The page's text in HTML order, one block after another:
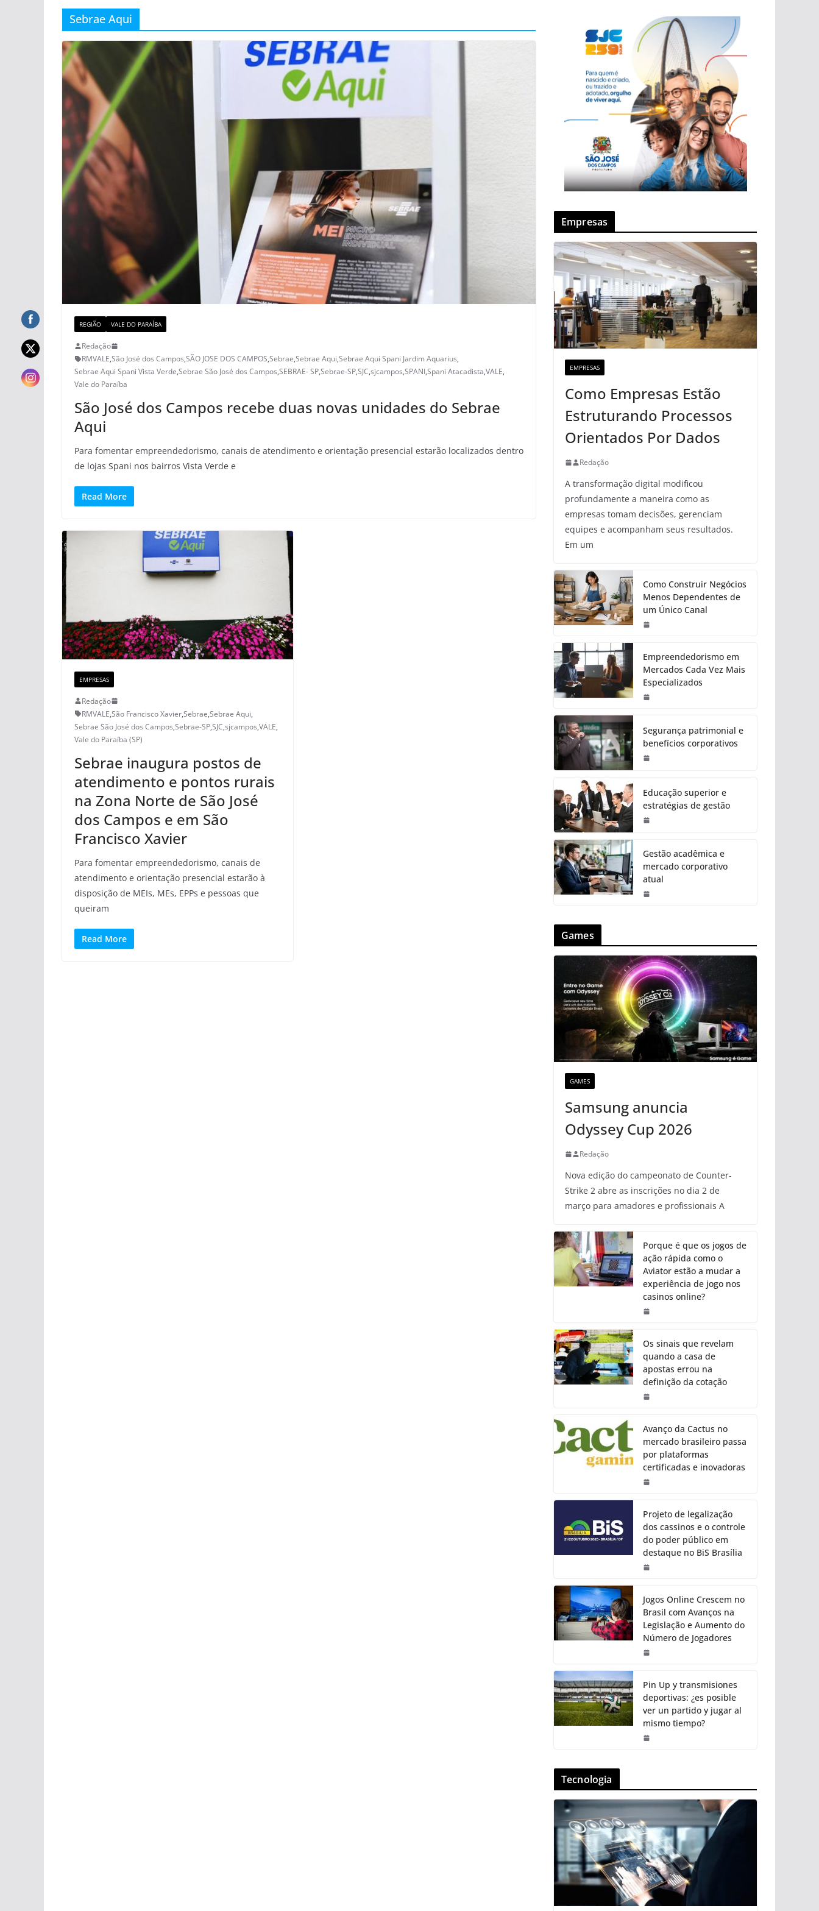
Sebrae Aqui
REGIÃO VALE DO PARAÍBA
Redação
RMVALE,São José dos Campos,SÃO JOSE DOS CAMPOS,Sebrae,Sebrae Aqui,Sebrae Aqui Spani Jardim Aquarius,
Sebrae Aqui Spani Vista Verde,Sebrae São José dos Campos,SEBRAE- SP,Sebrae-SP,SJC,sjcampos,SPANI,Spani Atacadista,VALE,
Vale do Paraíba
São José dos Campos recebe duas novas unidades do Sebrae
Aqui
Para fomentar empreendedorismo, canais de atendimento e orientação presencial estarão localizados dentro
de lojas Spani nos bairros Vista Verde e
Read More
EMPRESAS
Redação
RMVALE,São Francisco Xavier,Sebrae,Sebrae Aqui,
Sebrae São José dos Campos,Sebrae-SP,SJC,sjcampos,VALE,
Vale do Paraíba (SP)
Sebrae inaugura postos de
atendimento e pontos rurais
na Zona Norte de São José
dos Campos e em São
Francisco Xavier
Para fomentar empreendedorismo, canais de
atendimento e orientação presencial estarão à
disposição de MEIs, MEs, EPPs e pessoas que
queiram
Read More
Empresas
EMPRESAS
Como Empresas Estão
Estruturando Processos
Orientados Por Dados
Redação
A transformação digital modificou
profundamente a maneira como as
empresas tomam decisões, gerenciam
equipes e acompanham seus resultados.
Em um
Como Construir Negócios
Menos Dependentes de
um Único Canal
Empreendedorismo em
Mercados Cada Vez Mais
Especializados
Segurança patrimonial e
benefícios corporativos
Educação superior e
estratégias de gestão
Gestão acadêmica e
mercado corporativo
atual
Games
GAMES
Samsung anuncia
Odyssey Cup 2026
Redação
Nova edição do campeonato de Counter-
Strike 2 abre as inscrições no dia 2 de
março para amadores e profissionais A
Porque é que os jogos de
ação rápida como o
Aviator estão a mudar a
experiência de jogo nos
casinos online?
Os sinais que revelam
quando a casa de
apostas errou na
definição da cotação
Avanço da Cactus no
mercado brasileiro passa
por plataformas
certificadas e inovadoras
Projeto de legalização
dos cassinos e o controle
do poder público em
destaque no BiS Brasília
Jogos Online Crescem no
Brasil com Avanços na
Legislação e Aumento do
Número de Jogadores
Pin Up y transmisiones
deportivas: ¿es posible
ver un partido y jugar al
mismo tiempo?
Tecnologia